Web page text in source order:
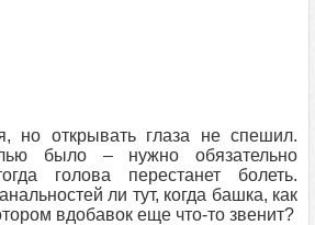
но открывать глаза не спешил.
было – нужно обязательно
голова перестанет болеть.
ли тут, когда башка, как
вдобавок еще что-то звенит?